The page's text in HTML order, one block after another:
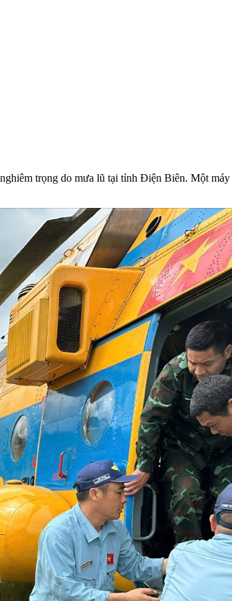
trọng do mưa lũ tại tỉnh Điện Biên. Một